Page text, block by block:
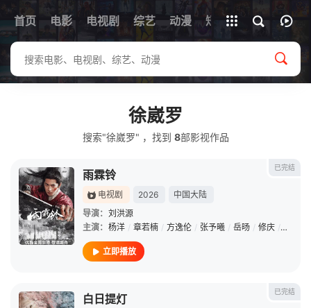
首页 电影 电视剧 综艺 动漫 短剧
全部影片
徐崴罗
搜索"徐崴罗" ，找到 8部影视作品
已完结
雨霖铃
电视剧 2026
中国大陆
导演： 刘洪源
主演： 杨洋 / 章若楠 / 方逸伦 / 张予曦 / 岳旸 / 修庆 / 鲁诺
立即播放
已完结
白日提灯